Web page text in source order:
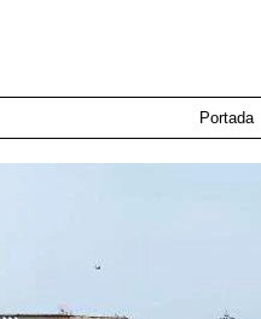
Portada